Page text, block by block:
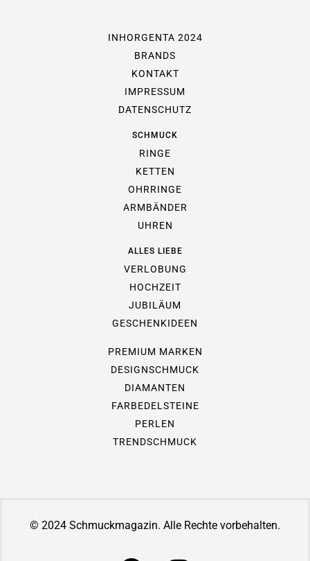
INHORGENTA 2024
BRANDS
KONTAKT
IMPRESSUM
DATENSCHUTZ
SCHMUCK
RINGE
KETTEN
OHRRINGE
ARMBÄNDER
UHREN
ALLES LIEBE
VERLOBUNG
HOCHZEIT
JUBILÄUM
GESCHENKIDEEN
PREMIUM MARKEN
DESIGNSCHMUCK
DIAMANTEN
FARBEDELSTEINE
PERLEN
TRENDSCHMUCK
© 2024 Schmuckmagazin. Alle Rechte vorbehalten.